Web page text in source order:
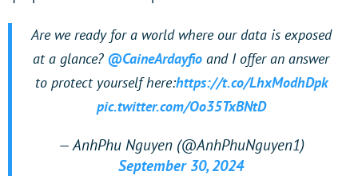
Are we ready for a world where our data is exposed
at a glance? @CaineArdayfio and I offer an answer
to protect yourself here:https://t.co/LhxModhDpk
pic.twitter.com/Oo35TxBNtD
— AnhPhu Nguyen (@AnhPhuNguyen1)
September 30, 2024